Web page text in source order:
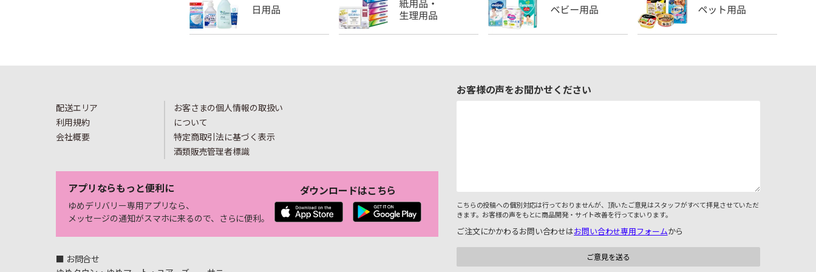
配送エリア
利用規約
会社概要
お客さまの個人情報の取扱い
について
特定商取引法に基づく表示
酒類販売管理者標識
アプリならもっと便利に
ゆめデリバリー専用アプリなら、
メッセージの通知がスマホに来るので、さらに便利。
ダウンロードはこちら
■ お問合せ
お客様の声をお聞かせください
こちらの投稿への個別対応は行っておりませんが、頂いたご意見はスタッフがすべて拝見させていただ
きます。お客様の声をもとに商品開発・サイト改善を行ってまいります。
ご注文にかかわるお問い合わせはお問い合わせ専用フォームから